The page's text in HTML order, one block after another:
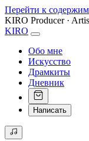
Перейти к
KIRO Producer ·
KIRO
Обо мне
Искусство
Драмкиты
Дневник
Написать